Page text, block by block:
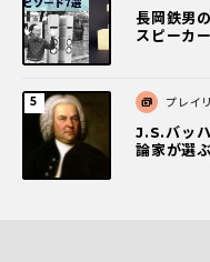
長岡鉄男
スピーカ
プレイ
J.S.バッ
論家が選